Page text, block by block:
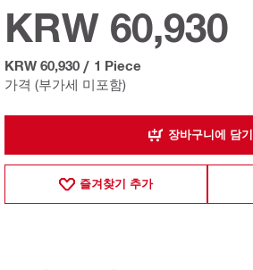
가격 (부가세 미포함)
KRW 60,930
KRW 60,930 / 1 Piece
장바구니에 담기
즐겨찾기 추가